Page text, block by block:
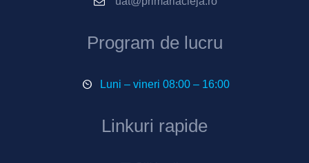
Program de lucru
Luni – vineri 08:00 – 16:00
Linkuri rapide